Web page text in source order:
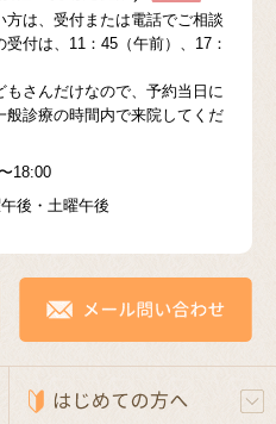
は、受付または電話でご相談
付は、11：45（午前）、17：
さんだけなので、予約当日に
診療の時間内で来院してくだ
18:00
後・土曜午後